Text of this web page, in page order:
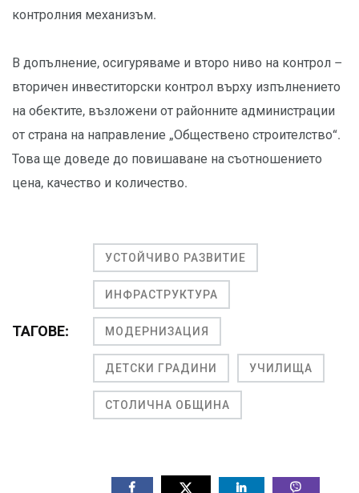
контролния механизъм.
В допълнение, осигуряваме и второ ниво на контрол –
вторичен инвеститорски контрол върху изпълнението
на обектите, възложени от районните администрации
от страна на направление „Обществено строителство“.
Това ще доведе до повишаване на съотношението
цена, качество и количество.
ТАГОВЕ:
УСТОЙЧИВО РАЗВИТИЕ
ИНФРАСТРУКТУРА
МОДЕРНИЗАЦИЯ
ДЕТСКИ ГРАДИНИ УЧИЛИЩА
СТОЛИЧНА ОБЩИНА